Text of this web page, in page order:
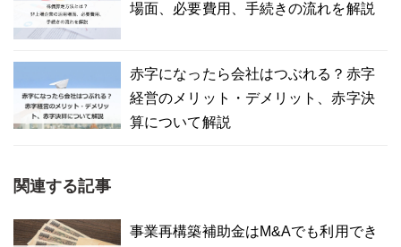
場面、必要費用、手続きの流れを解説
赤字になったら会社はつぶれる？赤字
経営のメリット・デメリット、赤字決
算について解説
関連する記事
事業再構築補助金はM&Aでも利用でき